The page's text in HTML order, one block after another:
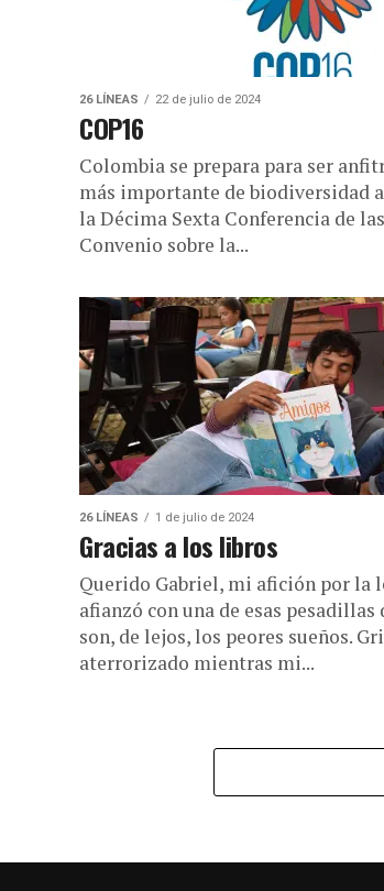
26 LÍNEAS 22 de julio de 2024
COP16
Colombia se prepara para ser
más importante de biodiversidad
la Décima Sexta Conferencia de
Convenio sobre la...
26 LÍNEAS 1 de julio de 2024
Gracias a los libros
Querido Gabriel, mi afición por la
afianzó con una de esas
son, de lejos, los peores sueños.
aterrorizado mientras mi...